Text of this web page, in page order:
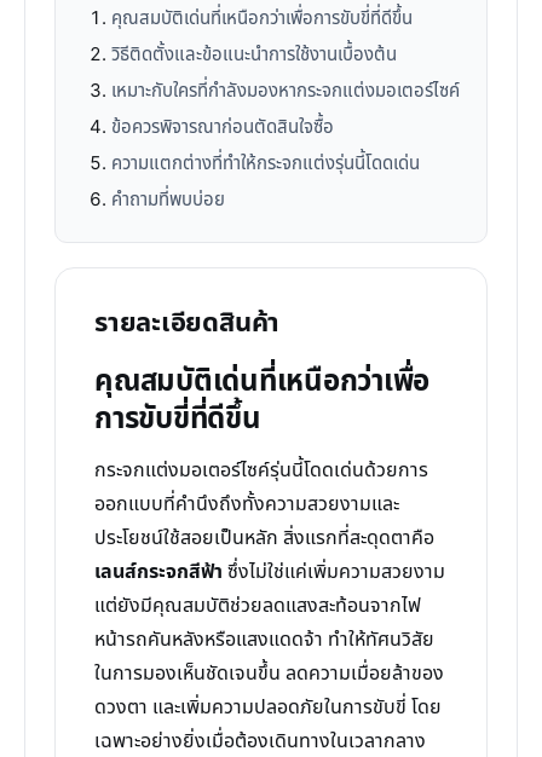
คุณสมบัติเด่นที่เหนือกว่าเพื่อการขับขี่ที่ดีขึ้น
วิธีติดตั้งและข้อแนะนำการใช้งานเบื้องต้น
เหมาะกับใครที่กำลังมองหากระจกแต่งมอเตอร์ไซค์
ข้อควรพิจารณาก่อนตัดสินใจซื้อ
ความแตกต่างที่ทำให้กระจกแต่งรุ่นนี้โดดเด่น
คำถามที่พบบ่อย
รายละเอียดสินค้า
คุณสมบัติเด่นที่เหนือกว่าเพื่อ
การขับขี่ที่ดีขึ้น
กระจกแต่งมอเตอร์ไซค์รุ่นนี้โดดเด่นด้วยการ
ออกแบบที่คำนึงถึงทั้งความสวยงามและ
ประโยชน์ใช้สอยเป็นหลัก สิ่งแรกที่สะดุดตาคือ
เลนส์กระจกสีฟ้า ซึ่งไม่ใช่แค่เพิ่มความสวยงาม
แต่ยังมีคุณสมบัติช่วยลดแสงสะท้อนจากไฟ
หน้ารถคันหลังหรือแสงแดดจ้า ทำให้ทัศนวิสัย
ในการมองเห็นชัดเจนขึ้น ลดความเมื่อยล้าของ
ดวงตา และเพิ่มความปลอดภัยในการขับขี่ โดย
เฉพาะอย่างยิ่งเมื่อต้องเดินทางในเวลากลาง